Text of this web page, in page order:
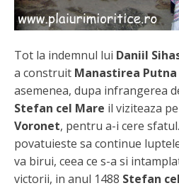
Tot la indemnul lui Daniil
a construit Manastirea Putna
asemenea, dupa infrangerea
Stefan cel Mare il viziteaza pe
Voronet, pentru a-i cere sfatul.
povatuieste sa continue
va birui, ceea ce s-a si
victorii, in anul 1488 Stefan